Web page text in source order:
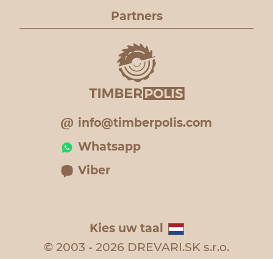
Partners
info@timberpolis.com
Whatsapp
Viber
Kies uw taal
© 2003 - 2026 DREVARI.SK s.r.o.